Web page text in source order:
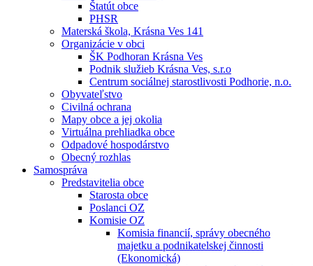
Štatút obce
PHSR
Materská škola, Krásna Ves 141
Organizácie v obci
ŠK Podhoran Krásna Ves
Podnik služieb Krásna Ves, s.r.o
Centrum sociálnej starostlivosti Podhorie, n.o.
Obyvateľstvo
Civilná ochrana
Mapy obce a jej okolia
Virtuálna prehliadka obce
Odpadové hospodárstvo
Obecný rozhlas
Samospráva
Predstavitelia obce
Starosta obce
Poslanci OZ
Komisie OZ
Komisia financií, správy obecného
majetku a podnikatelskej činnosti
(Ekonomická)